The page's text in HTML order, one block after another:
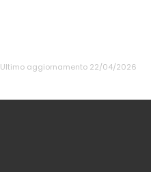
Ultimo aggiornamento 22/04/2026